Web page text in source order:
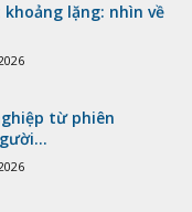
lặng: nhìn về
từ phiên